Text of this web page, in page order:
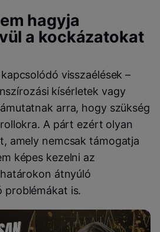
hagyja
a kockázatokat
kapcsolódó visszaélések –
kísérletek vagy
arra, hogy szükség
A párt ezért olyan
amely nemcsak támogatja
képes kezelni az
átnyúló
problémákat is.